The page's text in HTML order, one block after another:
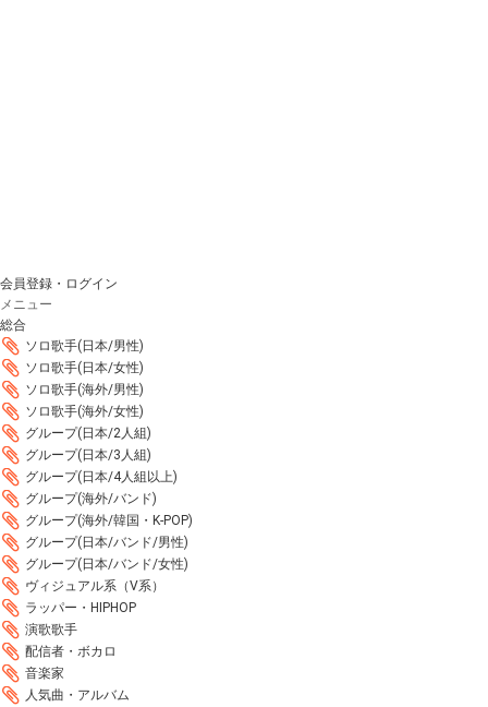
会員登録・ログイン
メニュー
総合
ソロ歌手(日本/男性)
ソロ歌手(日本/女性)
ソロ歌手(海外/男性)
ソロ歌手(海外/女性)
グループ(日本/2人組)
グループ(日本/3人組)
グループ(日本/4人組以上)
グループ(海外/バンド)
グループ(海外/韓国・K-POP)
グループ(日本/バンド/男性)
グループ(日本/バンド/女性)
ヴィジュアル系（V系）
ラッパー・HIPHOP
演歌歌手
配信者・ボカロ
音楽家
人気曲・アルバム